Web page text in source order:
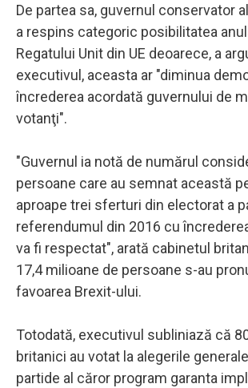
De partea sa, guvernul conservator
a respins categoric posibilitatea
Regatului Unit din UE deoarece, a
executivul, aceasta ar "diminua
încrederea acordată guvernului de
votanţi".
"Guvernul ia notă de numărul
persoane care au semnat această
aproape trei sferturi din electorat a
referendumul din 2016 cu
va fi respectat", arată cabinetul
17,4 milioane de persoane s-au
favoarea Brexit-ului.
Totodată, executivul subliniază că
britanici au votat la alegerile
partide al căror program garanta